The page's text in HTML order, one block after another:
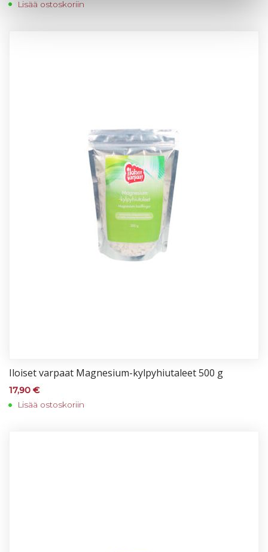
Lisää ostoskoriin
Iloi­set var­paat Mag­ne­sium-kyl­py­hiu­ta­leet 500 g
17,90 €
Lisää ostoskoriin